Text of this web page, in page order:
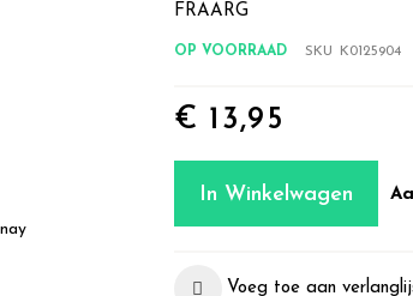
FRAARG
OP VOORRAAD SKU K0125904
€ 13,95
In Winkelwagen
Voeg toe aan